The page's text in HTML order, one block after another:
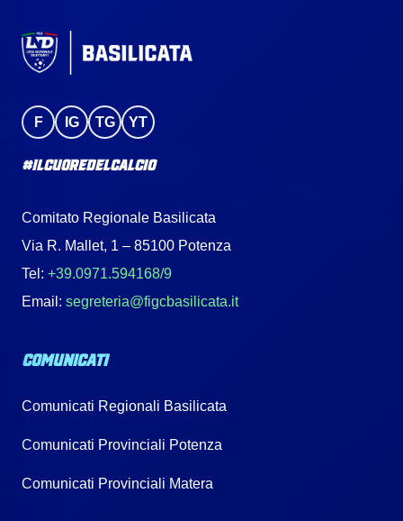
F IG TG YT
#IlCuoreDelCalcio
Comitato Regionale Basilicata
Via R. Mallet, 1 – 85100 Potenza
Tel: +39.0971.594168/9
Email: segreteria@figcbasilicata.it
COMUNICATI
Comunicati Regionali Basilicata
Comunicati Provinciali Potenza
Comunicati Provinciali Matera